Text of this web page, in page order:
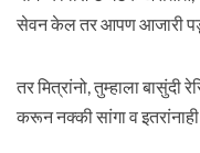
सेवन केल तर आपण आजारी
तर मित्रांनो, तुम्हाला बासुंदी
करून नक्की सांगा व